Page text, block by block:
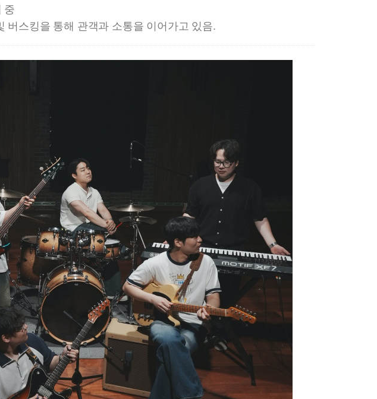
중
버스킹을 통해 관객과 소통을 이어가고 있음.